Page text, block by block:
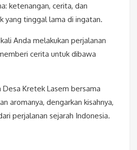
ketenangan, cerita, dan
yang tinggal lama di ingatan.
Anda melakukan perjalanan
cerita untuk dibawa
Desa Kretek Lasem bersama
aromanya, dengarkan kisahnya,
perjalanan sejarah Indonesia.